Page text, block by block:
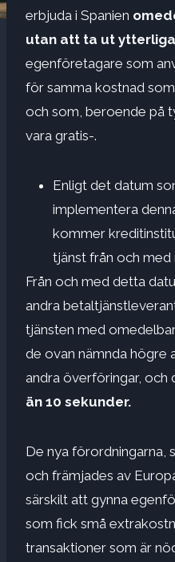
erbjuda i Spanien
utan att ta ut
egenföretagare som
för samma kostnad
och som, beroende på
vara gratis-.
Enligt det datum
implementera
kommer
tjänst från och med
Från och med detta
andra
tjänsten med
de ovan nämnda högre
andra överföringar, och
än 10 sekunder.
De nya förordningarna,
och främjades av
särskilt att gynna
som fick små
transaktioner som är